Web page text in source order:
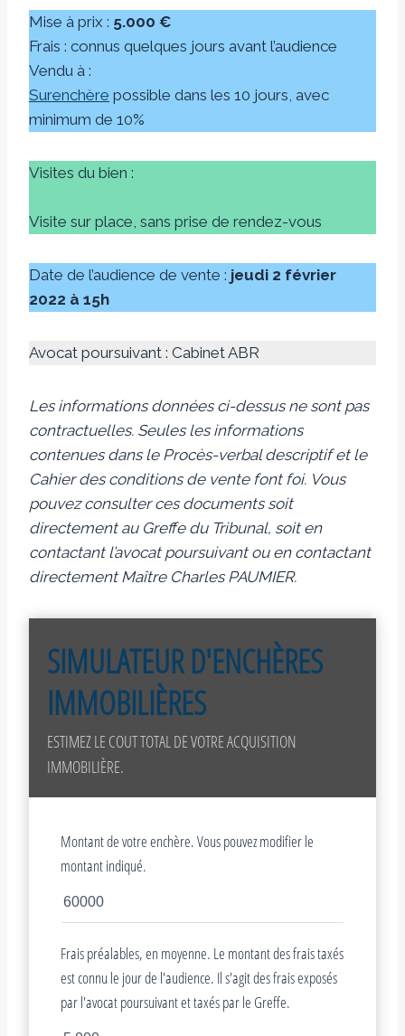
Mise à prix : 5.000 €
Frais : connus quelques jours avant l’audience
Vendu à :
Surenchère possible dans les 10 jours, avec
minimum de 10%
Visites du bien :
Visite sur place, sans prise de rendez-vous
Date de l’audience de vente : jeudi 2 février
2022 à 15h
Avocat poursuivant : Cabinet ABR
Les informations données ci-dessus ne sont pas
contractuelles. Seules les informations
contenues dans le Procès-verbal descriptif et le
Cahier des conditions de vente font foi. Vous
pouvez consulter ces documents soit
directement au Greffe du Tribunal, soit en
contactant l’avocat poursuivant ou en contactant
directement Maître Charles PAUMIER.
SIMULATEUR D'ENCHÈRES
IMMOBILIÈRES
ESTIMEZ LE COUT TOTAL DE VOTRE ACQUISITION
IMMOBILIÈRE.
Montant de votre enchère. Vous pouvez modifier le
montant indiqué.
Frais préalables, en moyenne. Le montant des frais taxés
est connu le jour de l'audience. Il s'agit des frais exposés
par l'avocat poursuivant et taxés par le Greffe.